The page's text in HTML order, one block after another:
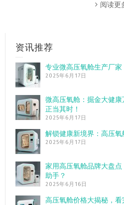
阅读更
资讯推荐
专业微高压氧舱生产厂
2025年6月17日
微高压氧舱：掘金大健
正当其时！
2025年6月17日
解锁健康新境界：高压
2025年6月17日
家用高压氧舱品牌大盘
助手？
2025年6月16日
高压氧舱价格大揭秘，看